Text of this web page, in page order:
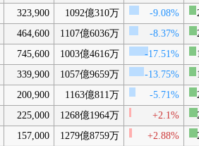
323,900 1092億310万 -9.08%
464,600 1107億6036万 -8.37%
745,600 1003億4616万 -17.51%
339,900 1057億9659万 -13.75%
200,900 1163億811万 -5.71%
225,000 1268億1964万 +2.1%
157,000 1279億8759万 +2.88%